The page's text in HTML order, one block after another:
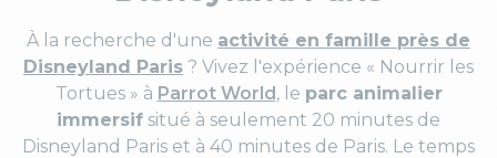
À la recherche d'une activité en famille près de
Disneyland Paris ? Vivez l'expérience « Nourrir les
Tortues » à Parrot World, le parc animalier
immersif situé à seulement 20 minutes de
Disneyland Paris et à 40 minutes de Paris. Le temps